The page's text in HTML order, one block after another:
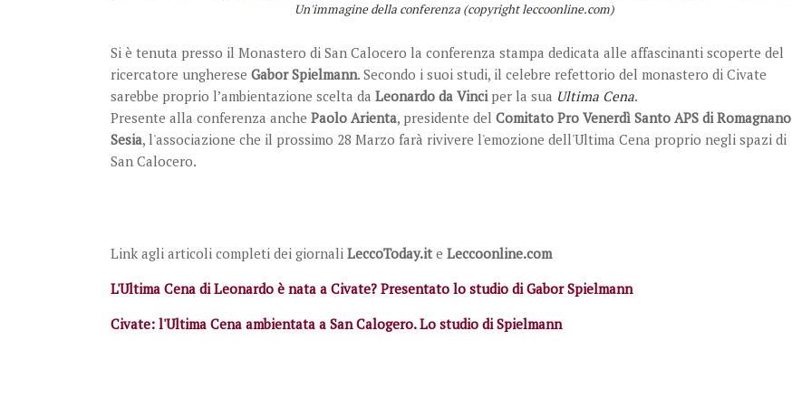
Un'immagine della conferenza (copyright leccoonline.com)
Si è tenuta presso il Monastero di San Calocero la conferenza stampa dedicata alle affascinanti scoperte del
ricercatore ungherese Gabor Spielmann. Secondo i suoi studi, il celebre refettorio del monastero di Civate
sarebbe proprio l’ambientazione scelta da Leonardo da Vinciper la sua Ultima Cena.
Presente alla conferenza anche Paolo Arienta, presidente del Comitato Pro Venerdì Santo APS di Romagnano
Sesia, l'associazione che il prossimo 28 Marzo farà rivivere l'emozione dell'Ultima Cena proprio negli spazi di
San Calocero.
Link agli articoli completi dei giornali LeccoToday.ite Leccoonline.com
L'Ultima Cena di Leonardo è nata a Civate? Presentato lo studio di Gabor Spielmann
Civate: l'Ultima Cena ambientata a San Calogero. Lo studio di Spielmann